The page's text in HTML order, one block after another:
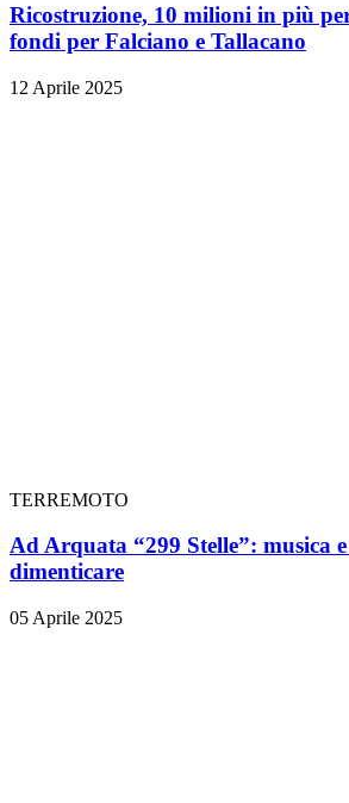
Ricostruzione, 10 milioni in più
fondi per Falciano e Tallacano
12 Aprile 2025
TERREMOTO
Ad Arquata “299 Stelle”: musica
dimenticare
05 Aprile 2025